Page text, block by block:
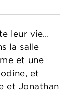
leur vie…
la salle
et une
et
et Jonathan